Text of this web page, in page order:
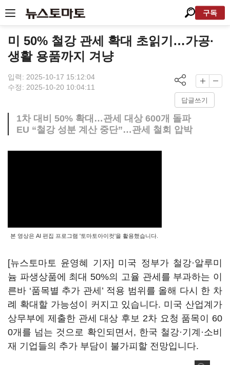
구독
미 50% 철강 관세 확대 초읽기…가공·
생활 용품까지 겨냥
입력: 2025-10-17 15:12:04
수정: 2025-10-20 10:04:11
답글쓰기
1차 대비 50% 확대…관세 대상 600개 돌파
EU “철강 성분 계산 중단”…관세 철회 압박
본 영상은 AI 편집 프로그램 '토마토아이컷'을 활용했습니다.
[뉴스토마토 윤영혜 기자] 미국 정부가 철강·알루미
늄 파생상품에 최대 50%의 고율 관세를 부과하는 이
른바 ‘품목별 추가 관세’ 적용 범위를 올해 다시 한 차
례 확대할 가능성이 커지고 있습니다. 미국 산업계가
상무부에 제출한 관세 대상 후보 2차 요청 품목이 60
0개를 넘는 것으로 확인되면서, 한국 철강·기계·소비
재 기업들의 추가 부담이 불가피할 전망입니다.